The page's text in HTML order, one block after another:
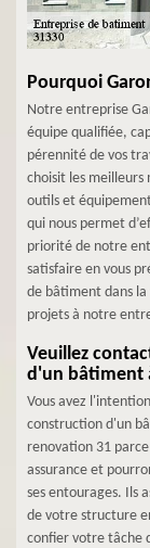
Pourquoi
Notre entreprise
équipe qualifiée,
pérennité de vos
choisit les meilleurs
outils et
qui nous permet
priorité de notre
satisfaire en vous
de bâtiment dans la
projets à notre
Veuillez
d'un bâtiment
Vous avez
construction d'un
renovation 31
assurance et
ses entourages. Ils
de votre structure
confier votre tâche